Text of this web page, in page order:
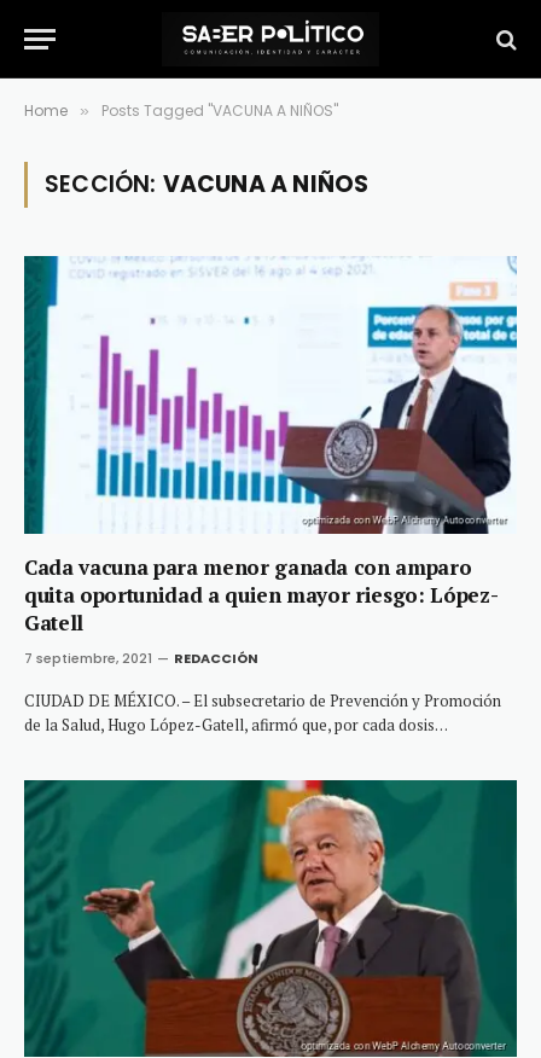
Home » Posts Tagged "VACUNA A NIÑOS"
SECCIÓN: VACUNA A NIÑOS
Cada vacuna para menor ganada con amparo
quita oportunidad a quien mayor riesgo: López-
Gatell
7 septiembre, 2021 REDACCIÓN
CIUDAD DE MÉXICO. – El subsecretario de Prevención y Promoción
de la Salud, Hugo López-Gatell, afirmó que, por cada dosis…